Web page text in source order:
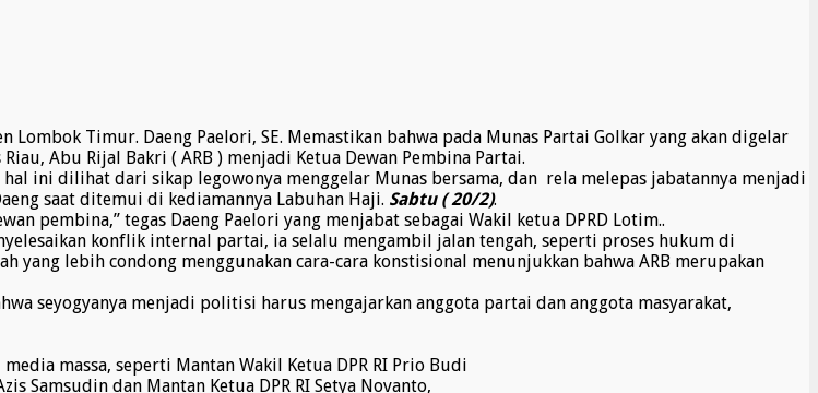
Lombok Timur. Daeng Paelori, SE. Memastikan bahwa pada Munas Partai Golkar yang akan digelar
Abu Rijal Bakri ( ARB ) menjadi Ketua Dewan Pembina Partai.
ini dilihat dari sikap legowonya menggelar Munas bersama, dan rela melepas jabatannya menjadi
saat ditemui di kediamannya Labuhan Haji. Sabtu ( 20/2).
pembina,” tegas Daeng Paelori yang menjabat sebagai Wakil ketua DPRD Lotim..
konflik internal partai, ia selalu mengambil jalan tengah, seperti proses hukum di
yang lebih condong menggunakan cara-cara konstisional menunjukkan bahwa ARB merupakan
seyogyanya menjadi politisi harus mengajarkan anggota partai dan anggota masyarakat,
massa, seperti Mantan Wakil Ketua DPR RI Prio Budi
Samsudin dan Mantan Ketua DPR RI Setya Novanto,